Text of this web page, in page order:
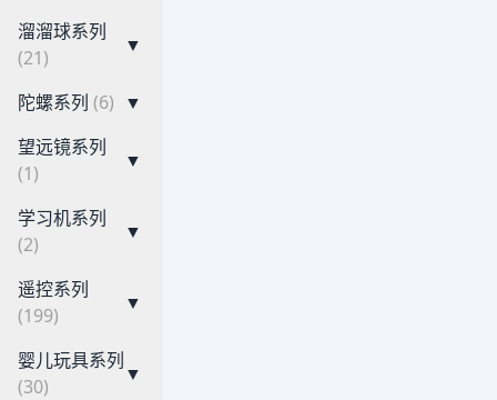
溜溜球系列
(21)
▼
陀螺系列 (6) ▼
望远镜系列
(1)
▼
学习机系列
(2)
▼
遥控系列
(199)
▼
婴儿玩具系列
(30)
▼